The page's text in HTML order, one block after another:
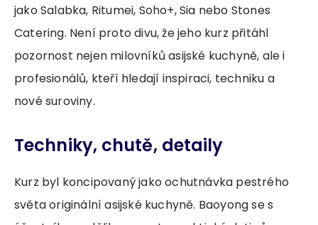
jako Salabka, Ritumei, Soho+, Sia nebo Stones
Catering. Není proto divu, že jeho kurz přitáhl
pozornost nejen milovníků asijské kuchyně, ale i
profesionálů, kteří hledají inspiraci, techniku a
nové suroviny.
Techniky, chutě, detaily
Kurz byl koncipovaný jako ochutnávka pestrého
světa originální asijské kuchyně. Baoyong se s